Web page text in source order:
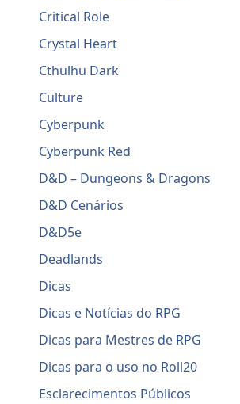
Critical Role
Crystal Heart
Cthulhu Dark
Culture
Cyberpunk
Cyberpunk Red
D&D – Dungeons & Dragons
D&D Cenários
D&D5e
Deadlands
Dicas
Dicas e Notícias do RPG
Dicas para Mestres de RPG
Dicas para o uso no Roll20
Esclarecimentos Públicos